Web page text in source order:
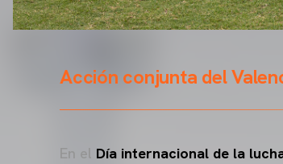
Acción conjunta del
En el Día internacional de la